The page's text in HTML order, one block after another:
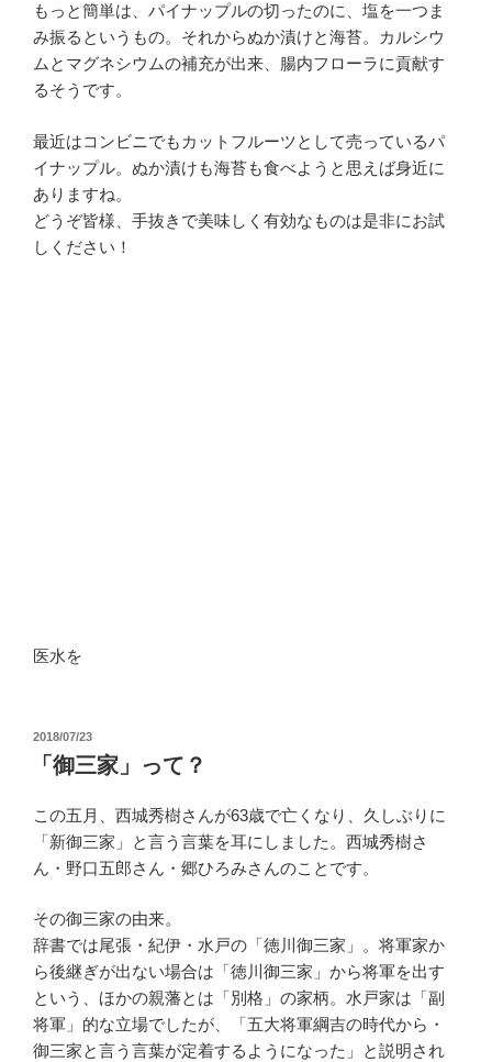
もっと簡単は、パイナップルの切ったのに、塩を一つま
み振るというもの。それからぬか漬けと海苔。カルシウ
ムとマグネシウムの補充が出来、腸内フローラに貢献す
るそうです。
最近はコンビニでもカットフルーツとして売っているパ
イナップル。ぬか漬けも海苔も食べようと思えば身近に
ありますね。
どうぞ皆様、手抜きで美味しく有効なものは是非にお試
しください！
医水を
投
2018/07/23
「御三家」って？
この五月、西城秀樹さんが63歳で亡くなり、久しぶりに
「新御三家」と言う言葉を耳にしました。西城秀樹さ
ん・野口五郎さん・郷ひろみさんのことです。
その御三家の由来。
辞書では尾張・紀伊・水戸の「徳川御三家」。将軍家か
ら後継ぎが出ない場合は「徳川御三家」から将軍を出す
という、ほかの親藩とは「別格」の家柄。水戸家は「副
将軍」的な立場でしたが、「五大将軍綱吉の時代から・
御三家と言う言葉が定着するようになった」と説明され